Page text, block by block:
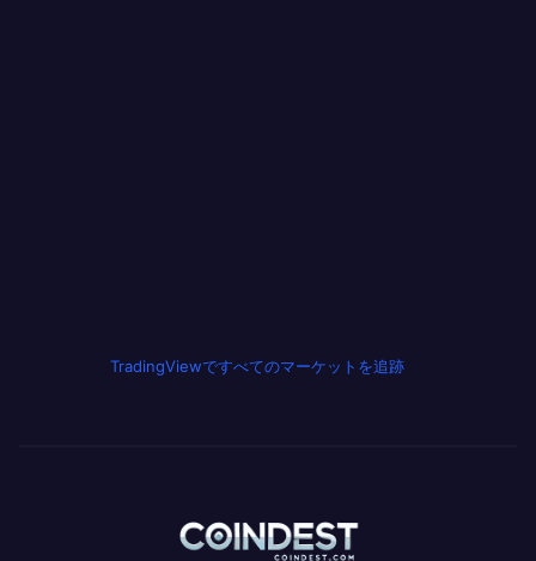
TradingViewですべてのマーケットを追跡